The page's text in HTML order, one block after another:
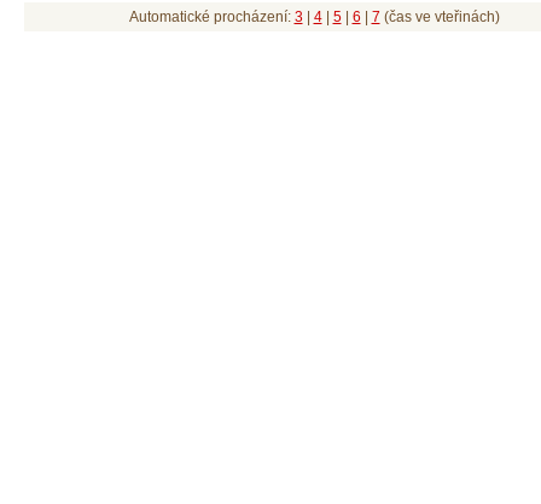
Automatické procházení: 3| 4| 5| 6 7 (čas ve vteřinách)